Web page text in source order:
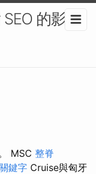
的影響-
MSC 整脊
鍵字 Cruise與匈牙